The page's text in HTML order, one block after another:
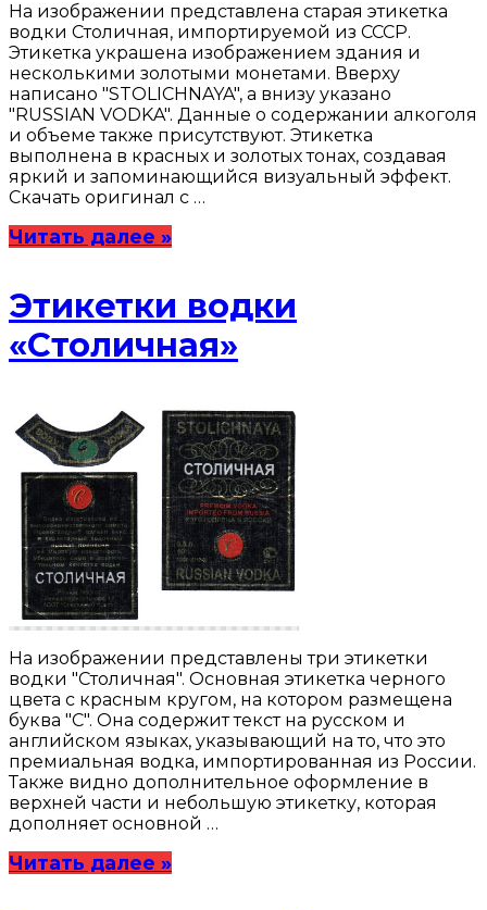
На изображении представлена старая этикетка
водки Столичная, импортируемой из СССР.
Этикетка украшена изображением здания и
несколькими золотыми монетами. Вверху
написано "STOLICHNAYA", а внизу указано
"RUSSIAN VODKA". Данные о содержании алкоголя
и объеме также присутствуют. Этикетка
выполнена в красных и золотых тонах, создавая
яркий и запоминающийся визуальный эффект.
Скачать оригинал с …
Читать далее »
Этикетки водки
«Столичная»
На изображении представлены три этикетки
водки "Столичная". Основная этикетка черного
цвета с красным кругом, на котором размещена
буква "C". Она содержит текст на русском и
английском языках, указывающий на то, что это
премиальная водка, импортированная из России.
Также видно дополнительное оформление в
верхней части и небольшую этикетку, которая
дополняет основной …
Читать далее »